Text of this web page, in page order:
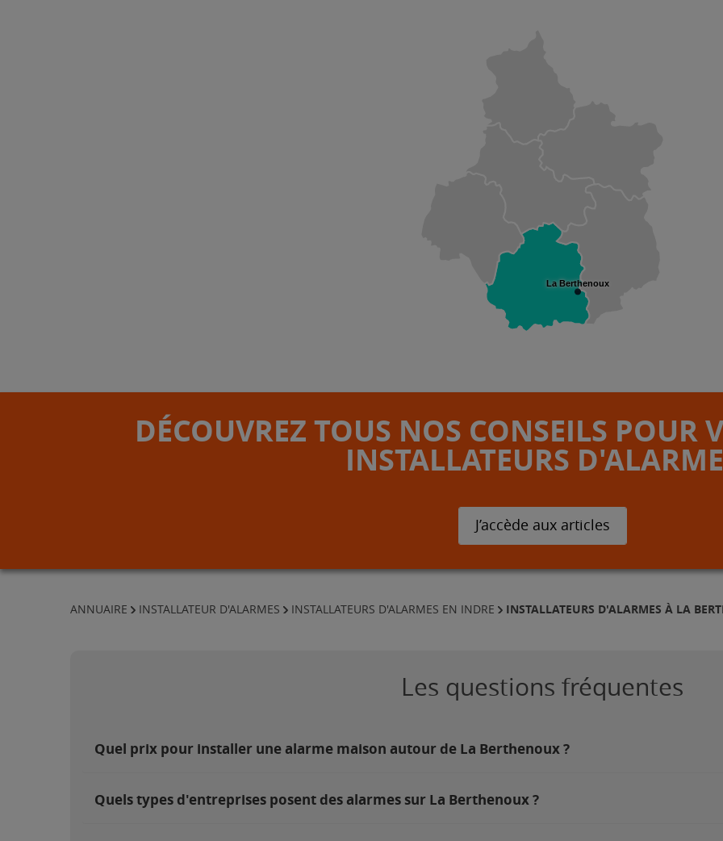
La Berthenoux
DÉCOUVREZ TOUS NOS CONSEILS POUR
INSTALLATEURS
J’accède aux articles
ANNUAIRE INSTALLATEUR D'ALARMES INSTALLATEURS D'ALARMES EN INDRE INSTALLATEURS D'ALARMES À LA
Les questions fréquentes
Quel prix pour installer une alarme maison autour de La Berthenoux ?
Quels types d'entreprises posent des alarmes sur La Berthenoux ?